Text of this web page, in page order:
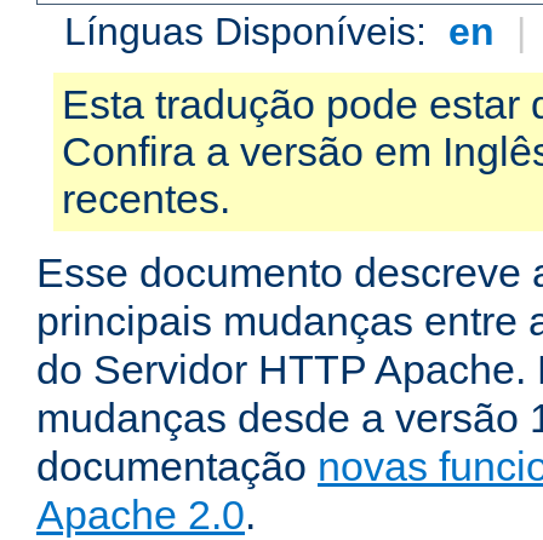
Línguas Disponíveis: en |
Esta tradução pode estar
Confira a versão em
recentes.
Esse documento descreve
principais mudanças entre
do Servidor HTTP Apache.
mudanças desde a versão
documentação novas
Apache 2.0.